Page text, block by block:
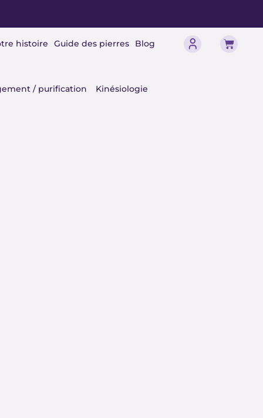
histoire Guide des pierres Blog Panier
/ purification Kinésiologie